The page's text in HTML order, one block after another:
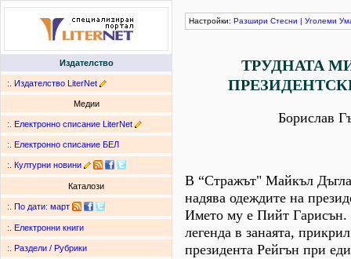
Издателство
:. Издателство LiterNet
Медии
:. Електронно списание LiterNet
:. Електронно списание БЕЛ
:. Културни новини
Каталози
:. По дати: март
:. Електронни книги
:. Раздели / Рубрики
Настройки: Разшири Стесни | Уголеми
ТРУДНАТА
Борислав
В “Стражът" Майкъл
надява одеждите на
Името му е Пийт Гарисън.
легенда в занаята,
президента Рейгън при